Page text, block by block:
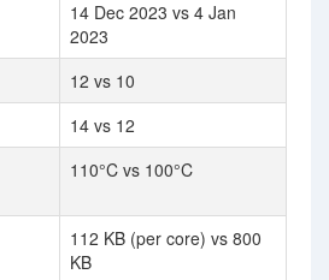
14 Dec 2023 vs 4 Jan
2023
12 vs 10
14 vs 12
110°C vs 100°C
112 KB (per core) vs 800
KB